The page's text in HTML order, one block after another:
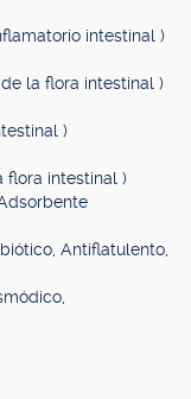
intestinal )
la flora intestinal )
)
flora intestinal )
Antiflatulento,